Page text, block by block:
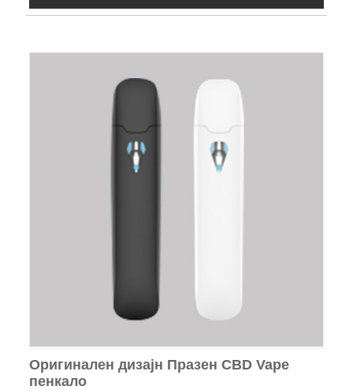
Оригинален дизајн Празен CBD Vape
пенкало